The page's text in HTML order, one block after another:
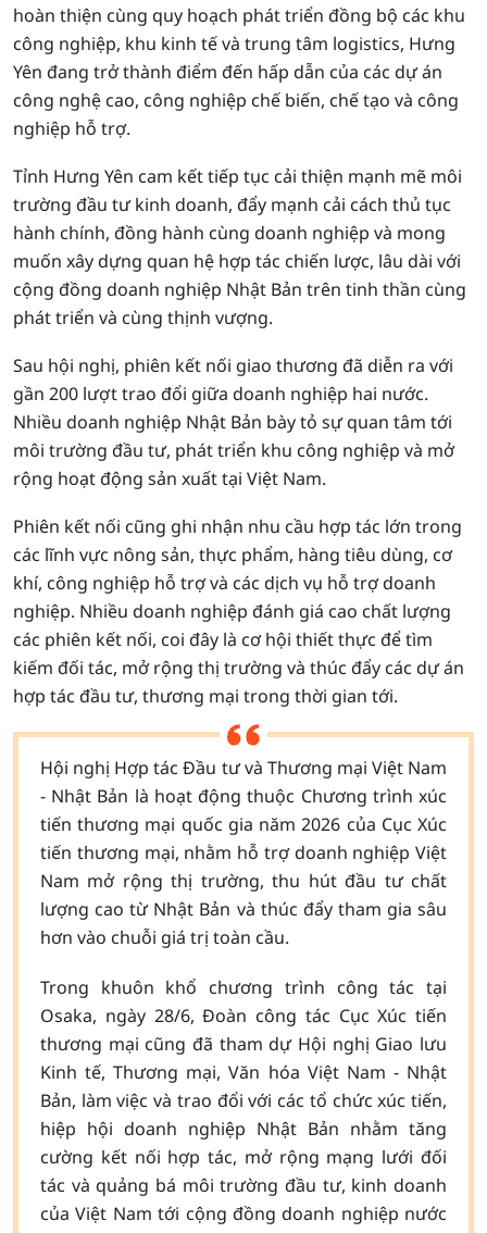
hoàn thiện cùng quy hoạch phát triển đồng bộ các khu
công nghiệp, khu kinh tế và trung tâm logistics, Hưng
Yên đang trở thành điểm đến hấp dẫn của các dự án
công nghệ cao, công nghiệp chế biến, chế tạo và công
nghiệp hỗ trợ.
Tỉnh Hưng Yên cam kết tiếp tục cải thiện mạnh mẽ môi
trường đầu tư kinh doanh, đẩy mạnh cải cách thủ tục
hành chính, đồng hành cùng doanh nghiệp và mong
muốn xây dựng quan hệ hợp tác chiến lược, lâu dài với
cộng đồng doanh nghiệp Nhật Bản trên tinh thần cùng
phát triển và cùng thịnh vượng.
Sau hội nghị, phiên kết nối giao thương đã diễn ra với
gần 200 lượt trao đổi giữa doanh nghiệp hai nước.
Nhiều doanh nghiệp Nhật Bản bày tỏ sự quan tâm tới
môi trường đầu tư, phát triển khu công nghiệp và mở
rộng hoạt động sản xuất tại Việt Nam.
Phiên kết nối cũng ghi nhận nhu cầu hợp tác lớn trong
các lĩnh vực nông sản, thực phẩm, hàng tiêu dùng, cơ
khí, công nghiệp hỗ trợ và các dịch vụ hỗ trợ doanh
nghiệp. Nhiều doanh nghiệp đánh giá cao chất lượng
các phiên kết nối, coi đây là cơ hội thiết thực để tìm
kiếm đối tác, mở rộng thị trường và thúc đẩy các dự án
hợp tác đầu tư, thương mại trong thời gian tới.
Hội nghị Hợp tác Đầu tư và Thương mại Việt Nam
- Nhật Bản là hoạt động thuộc Chương trình xúc
tiến thương mại quốc gia năm 2026 của Cục Xúc
tiến thương mại, nhằm hỗ trợ doanh nghiệp Việt
Nam mở rộng thị trường, thu hút đầu tư chất
lượng cao từ Nhật Bản và thúc đẩy tham gia sâu
hơn vào chuỗi giá trị toàn cầu.
Trong khuôn khổ chương trình công tác tại
Osaka, ngày 28/6, Đoàn công tác Cục Xúc tiến
thương mại cũng đã tham dự Hội nghị Giao lưu
Kinh tế, Thương mại, Văn hóa Việt Nam - Nhật
Bản, làm việc và trao đổi với các tổ chức xúc tiến,
hiệp hội doanh nghiệp Nhật Bản nhằm tăng
cường kết nối hợp tác, mở rộng mạng lưới đối
tác và quảng bá môi trường đầu tư, kinh doanh
của Việt Nam tới cộng đồng doanh nghiệp nước